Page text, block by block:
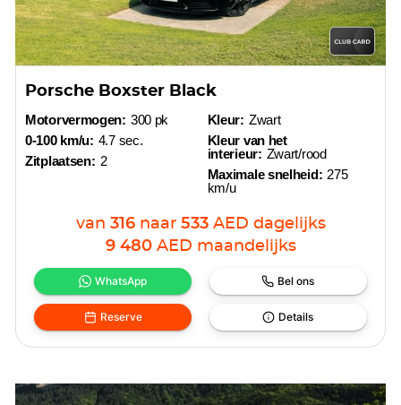
Porsche Boxster Black
Motorvermogen: 300 pk
0-100 km/u: 4.7 sec.
Zitplaatsen: 2
Kleur: Zwart
Kleur van het
interieur: Zwart/rood
Maximale snelheid: 275
km/u
van 316 naar 533 AED dagelijks
9 480 AED maandelijks
WhatsApp Bel ons
Reserve Details